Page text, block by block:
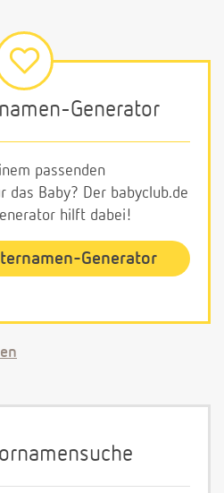
Generator
passenden
das Baby? Der babyclub.de
hilft dabei!
Generator